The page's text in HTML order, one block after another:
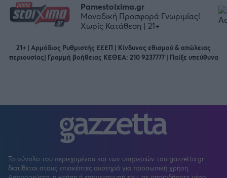
Pamestoixima.gr
Μοναδική Προσφορά Γνωριμίας!
Χωρίς Κατάθεση | 21+
21+ | Αρμόδιος Ρυθμιστής ΕΕΕΠ | Κίνδυνος εθισμού & απώλειας
περιουσίας| Γραμμή βοήθειας ΚΕΘΕΑ: 210 9237777 | Παίξε υπεύθυνα
Το σύνολο του περιεχομένου και των υπηρεσιών του gazzetta.gr
διατίθεται στους επισκέπτες αυστηρά για προσωπική χρήση.